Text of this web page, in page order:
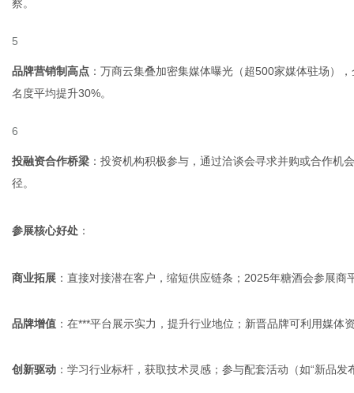
察。
品牌营销制高点 ：万商云集叠加密集媒体曝光（超500家媒体驻场）
名度平均提升30%。
投融资合作桥梁 ：投资机构积极参与，通过洽谈会寻求并购或合作机
径。
参展核心好处 ：
商业拓展 ：直接对接潜在客户，缩短供应链条；2025年糖酒会参展商
品牌增值 ：在***平台展示实力，提升行业地位；新晋品牌可利用媒体
创新驱动 ：学习行业标杆，获取技术灵感；参与配套活动（如“新品发